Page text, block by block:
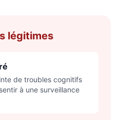
légitimes
de troubles cognitifs
à une surveillance